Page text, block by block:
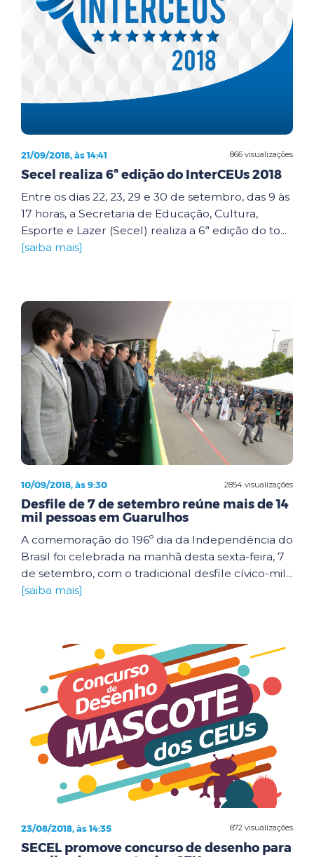
866 visualizações
21/09/2018, às 14:41
Secel realiza 6ª edição do InterCEUs 2018
Entre os dias 22, 23, 29 e 30 de setembro, das 9 às
17 horas, a Secretaria de Educação, Cultura,
Esporte e Lazer (Secel) realiza a 6ª edição do to...
[saiba mais]
2854 visualizações
10/09/2018, às 9:30
Desfile de 7 de setembro reúne mais de 14
mil pessoas em Guarulhos
A comemoração do 196º dia da Independência do
Brasil foi celebrada na manhã desta sexta-feira, 7
de setembro, com o tradicional desfile cívico-mil...
[saiba mais]
872 visualizações
23/08/2018, às 14:35
SECEL promove concurso de desenho para